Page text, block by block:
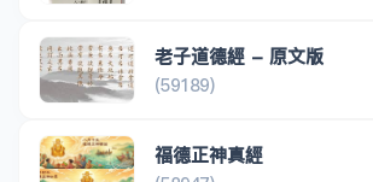
老子道德經 - 原文版
(59189)
福德正神真經